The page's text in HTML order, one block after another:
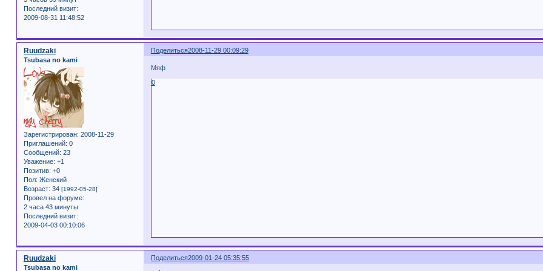
Последний визит:
2009-08-31 11:48:52
Поделиться2008-11-29 00:09:29
Ruudzaki
Tsubasa no kami
Зарегистрирован: 2008-11-29
Приглашений: 0
Сообщений: 23
Уважение: +1
Позитив: +0
Пол: Женский
Возраст: 34 [1992-05-28]
Провел на форуме:
2 часа 43 минуты
Последний визит:
2009-04-03 00:10:06
Мяф
0
Поделиться2009-01-24 05:35:55
Ruudzaki
Tsubasa no kami